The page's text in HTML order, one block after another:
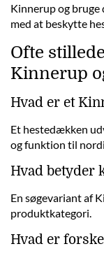
Kinnerup og
med at beskytte
Ofte
Kinnerup
Hvad er et
Et hestedækken
og funktion til
Hvad betyder
En søgevariant af
produktkategori.
Hvad er